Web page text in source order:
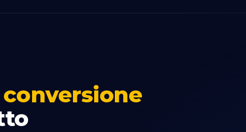
conversione